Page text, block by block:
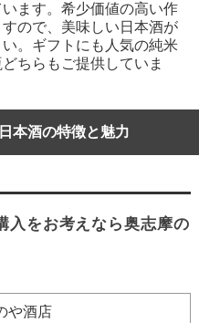
ます。希少価値の高い作
ので、美味しい日本酒が
。ギフトにも人気の純米
ちらもご提供していま
本酒の特徴と魅力
入をお考えなら奥志摩の
や酒店